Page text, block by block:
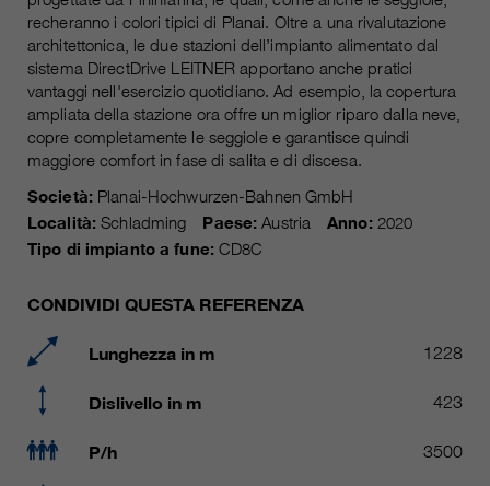
recheranno i colori tipici di Planai. Oltre a una rivalutazione
architettonica, le due stazioni dell’impianto alimentato dal
sistema DirectDrive LEITNER apportano anche pratici
vantaggi nell'esercizio quotidiano. Ad esempio, la copertura
ampliata della stazione ora offre un miglior riparo dalla neve,
copre completamente le seggiole e garantisce quindi
maggiore comfort in fase di salita e di discesa.
Società:Planai-Hochwurzen-Bahnen GmbH
Località: Schladming Paese: Austria Anno:2020
Tipo di impianto a fune:CD8C
CONDIVIDI QUESTA REFERENZA
Lunghezza in m 1228
Dislivello in m 423
P/h 3500
attuale
obiettivo
Usato per proteggere lo spam
causato dallo spam-bot.
Nome cookie_optin
fornitore sgalinski Cookie Opt In
durata 30 giorni
obiettivo
selezionate dall'utente.
Nome
_ga, _gid, _gat, __utma, __utmb,
__utmc, __utmd, __utmz
fornitore Google Analytics
durata
variano da 2 anni a 6 mesi o ancora
di più.
Questi cookie sono utilizzati da
Google Analytics per raccogliere
diversi tipi di informazioni sull'uso,
e non personali. Ulteriori
direttive sulla protezione dei dati di
https://policies.google.com/privacy.,
piú informazioni sul cookie